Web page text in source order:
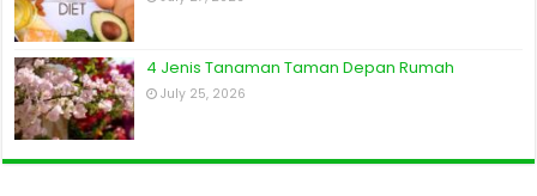
4 Jenis Tanaman Taman Depan Rumah
July 25, 2026